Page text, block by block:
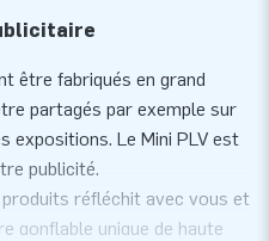
être fabriqués en grand
partagés par exemple sur
expositions. Le Mini PLV est
publicité.
réfléchit avec vous et
gonflable unique de haute